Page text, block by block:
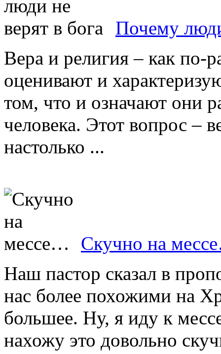
Почему
Вера и религия – как по-
оценивают и
том, что и означают они
человека. Этот вопрос –
настолько ...
Скучно на
Наш пастор сказал в
нас более похожими на
большее. Ну, я иду к
нахожу это довольно